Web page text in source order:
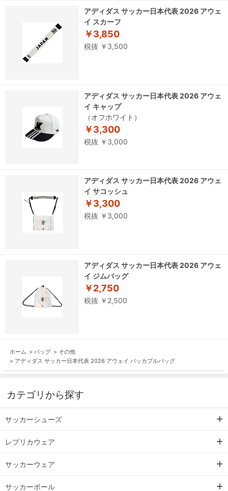
アディダス サッカー日本代表 2026 アウェ
イ スカーフ
￥3,850
税抜 ￥3,500
アディダス サッカー日本代表 2026 アウェ
イ キャップ
（オフホワイト）
￥3,300
税抜 ￥3,000
アディダス サッカー日本代表 2026 アウェ
イ サコッシュ
￥3,300
税抜 ￥3,000
アディダス サッカー日本代表 2026 アウェ
イ ジムバッグ
￥2,750
税抜 ￥2,500
ホーム > バッグ > その他
> アディダス サッカー日本代表 2026 アウェイ パッカブルバッグ
カテゴリから探す
サッカーシューズ
レプリカウェア
サッカーウェア
サッカーボール